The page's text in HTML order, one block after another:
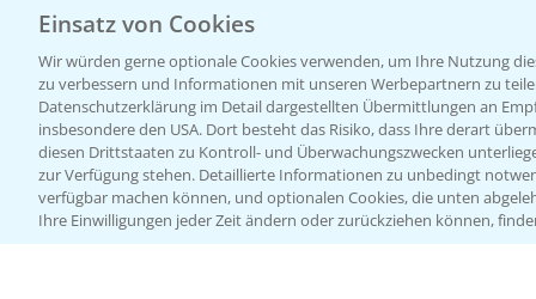
Bayer Global
Bayer CropScience World
Bayer Karriere
Bayer CropScience Austria
Bayer CropScience Schweiz
Presse
Apps
Einsatz von Cookies
Wir würden gerne optionale Cookies verwenden, um Ihre Nutzung
zu verbessern und Informationen mit unseren Werbepartnern zu
Datenschutzerklärung im Detail dargestellten Übermittlungen an
insbesondere den USA. Dort besteht das Risiko, dass Ihre derart
diesen Drittstaaten zu Kontroll- und Überwachungszwecken
zur Verfügung stehen. Detaillierte Informationen zu unbedingt
verfügbar machen können, und optionalen Cookies, die unten
Ihre Einwilligungen jeder Zeit ändern oder zurückziehen können,